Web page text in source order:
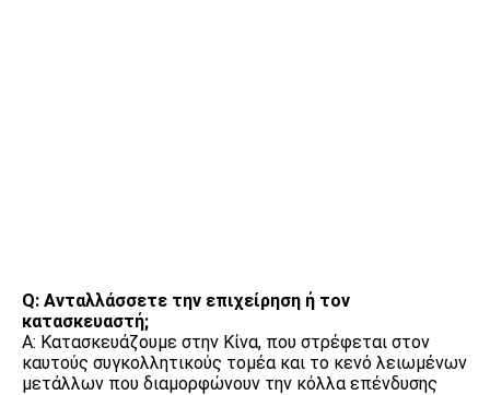
Q: Ανταλλάσσετε την επιχείρηση ή τον
κατασκευαστή;
Α: Κατασκευάζουμε στην Κίνα, που στρέφεται στον
καυτούς συγκολλητικούς τομέα και το κενό λειωμένων
μετάλλων που διαμορφώνουν την κόλλα επένδυσης